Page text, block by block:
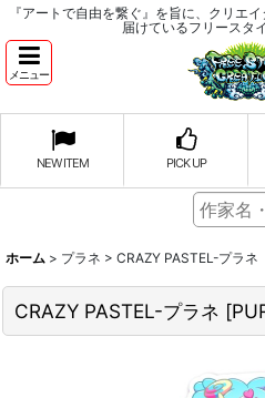
『アートで自由を繋ぐ』を旨に、クリエ
届けているフリースタ
メニュー
NEW ITEM PICK UP
ホーム > プラネ > CRAZY PASTEL-プラネ
CRAZY PASTEL-プラネ [